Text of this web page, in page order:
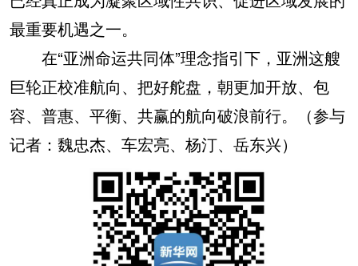
最重要机遇之一。
在“亚洲命运共同体”理念指引下，亚洲这艘
巨轮正校准航向、把好舵盘，朝更加开放、包
容、普惠、平衡、共赢的航向破浪前行。（参与
记者：魏忠杰、车宏亮、杨汀、岳东兴）